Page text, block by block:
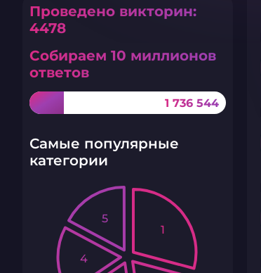
Проведено викторин:
4478
Собираем 10 миллионов
ответов
1 736 544
Самые популярные
категории
1
4
5